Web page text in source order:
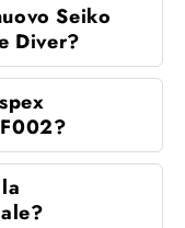
Seiko
Diver?